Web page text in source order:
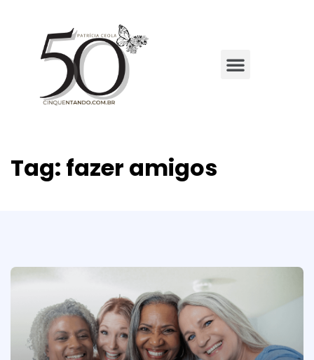
Tag: fazer amigos